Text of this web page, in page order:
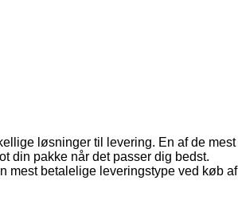
løsninger til levering. En af de mest
din pakke når det passer dig bedst.
mest betalelige leveringstype ved køb af